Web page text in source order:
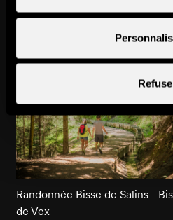
Pourrait aussi vous
Randonnée Bisse de Salins -
de Vex